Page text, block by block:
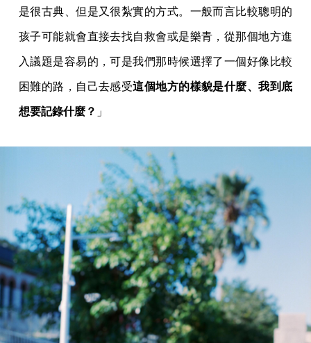
是很古典、但是又很紮實的方式。一般而言比較聰明的
孩子可能就會直接去找自救會或是樂青，從那個地方進
入議題是容易的，可是我們那時候選擇了一個好像比較
困難的路，自己去感受這個地方的樣貌是什麼、我到底
想要記錄什麼？ 」